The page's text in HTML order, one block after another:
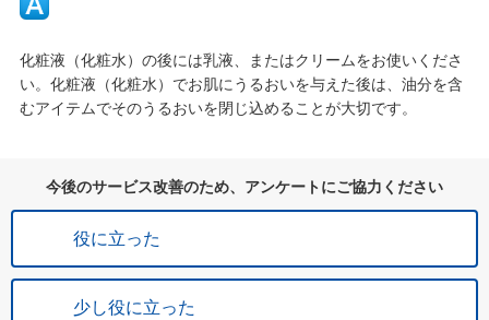
化粧液（化粧水）の後には乳液、またはクリームをお使いくださ
い。化粧液（化粧水）でお肌にうるおいを与えた後は、油分を含
むアイテムでそのうるおいを閉じ込めることが大切です。
今後のサービス改善のため、アンケートにご協力ください
役に立った
少し役に立った